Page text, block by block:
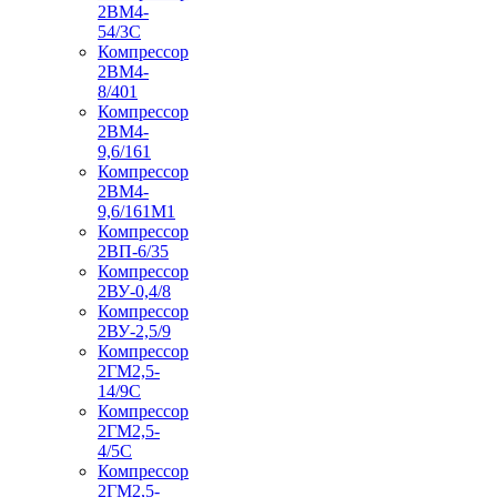
2ВМ4-
54/3С
Компрессор
2ВМ4-
8/401
Компрессор
2ВМ4-
9,6/161
Компрессор
2ВМ4-
9,6/161М1
Компрессор
2ВП-6/35
Компрессор
2ВУ-0,4/8
Компрессор
2ВУ-2,5/9
Компрессор
2ГМ2,5-
14/9С
Компрессор
2ГМ2,5-
4/5С
Компрессор
2ГМ2,5-